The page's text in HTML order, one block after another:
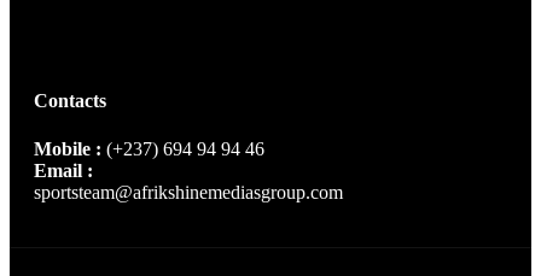
Contacts
Mobile : (+237) 694 94 94 46
Email :
sportsteam@afrikshinemediasgroup.com